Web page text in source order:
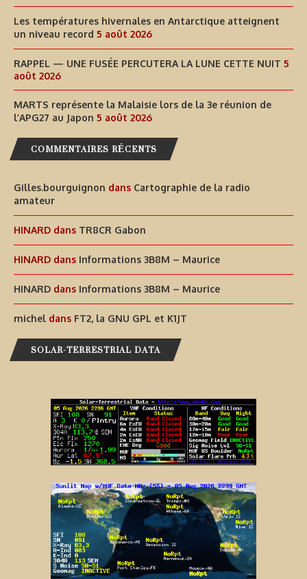
Les températures hivernales en Antarctique atteignent
un niveau record 5 août 2026
RAPPEL — UNE FUSÉE PERCUTERA LA LUNE CETTE NUIT 5
août 2026
MARTS représente la Malaisie lors de la 3e réunion de
l’APG27 au Japon 5 août 2026
COMMENTAIRES RÉCENTS
Gilles.bourguignon dans Cartographie de la radio
amateur
HINARD dans TR8CR Gabon
HINARD dans Informations 3B8M – Maurice
HINARD dans Informations 3B8M – Maurice
michel dans FT2, la GNU GPL et K1JT
SOLAR-TERRESTRIAL DATA